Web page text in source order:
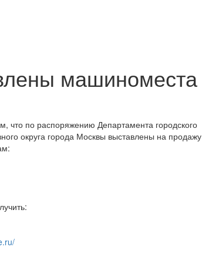
машиноместа
что по распоряжению Департамента городского
округа города Москвы выставлены на продажу